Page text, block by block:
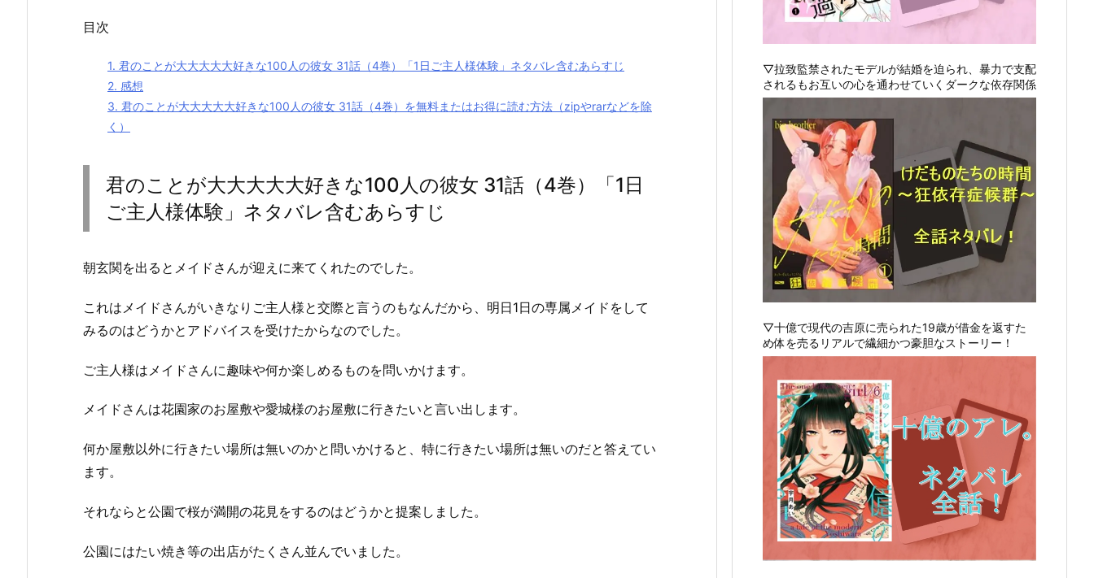
目次
1. 君のことが大大大大大好きな100人の彼女 31話（4巻）「1日ご主人様体験」ネタバレ含むあらすじ
2. 感想
3. 君のことが大大大大大好きな100人の彼女 31話（4巻）を無料またはお得に読む方法（zipやrarなどを除
く）
君のことが大大大大大好きな100人の彼女 31話（4巻）「1日
ご主人様体験」ネタバレ含むあらすじ
朝玄関を出るとメイドさんが迎えに来てくれたのでした。
これはメイドさんがいきなりご主人様と交際と言うのもなんだから、明日1日の専属メイドをして
みるのはどうかとアドバイスを受けたからなのでした。
ご主人様はメイドさんに趣味や何か楽しめるものを問いかけます。
メイドさんは花園家のお屋敷や愛城様のお屋敷に行きたいと言い出します。
何か屋敷以外に行きたい場所は無いのかと問いかけると、特に行きたい場所は無いのだと答えてい
ます。
それならと公園で桜が満開の花見をするのはどうかと提案しました。
公園にはたい焼き等の出店がたくさん並んでいました。
▽拉致監禁されたモデルが結婚を迫られ、暴力で支配
されるもお互いの心を通わせていくダークな依存関係
▽十億で現代の吉原に売られた19歳が借金を返すた
め体を売るリアルで繊細かつ豪胆なストーリー！